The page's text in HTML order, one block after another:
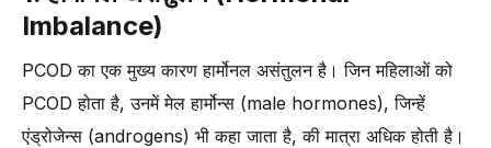
Imbalance)
PCOD का एक मुख्य कारण हार्मोनल असंतुलन है। जिन महिलाओं को
PCOD होता है, उनमें मेल हार्मोन्स (male hormones), जिन्हें
एंड्रोजेन्स (androgens) भी कहा जाता है, की मात्रा अधिक होती है।